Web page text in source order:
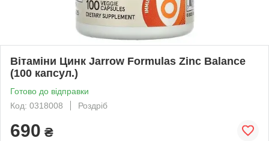
Вітаміни Цинк Jarrow Formulas Zinc Balance
(100 капсул.)
Готово до відправки
Код: 0318008
Роздріб
690 ₴